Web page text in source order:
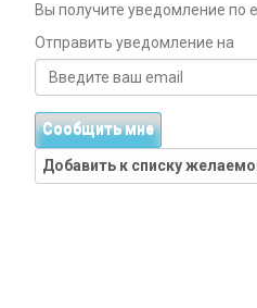
Вы получите уведомление по
Отправить уведомление на
Сообщить мне
Добавить к списку